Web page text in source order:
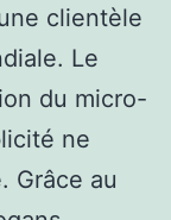
clientèle
Le
du micro-
ne
Grâce au